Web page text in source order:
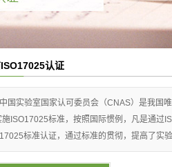
济南国军标咨询
济南ISO认证
济南ISO14001认证
济南IATF16949认证
济南ISO22000认证
济南HACCP认证
认证
中国实验室国家认可委员会（CNAS）是我国
施ISO17025标准，按照国际惯例，凡是通过
标准认证，通过标准的贯彻，提高了实